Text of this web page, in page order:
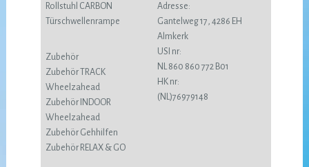
Rollstuhl CARBON
Türschwellenrampe
Zubehör
Zubehör TRACK
Wheelzahead
Zubehör INDOOR
Wheelzahead
Zubehör Gehhilfen
Zubehör RELAX & GO
Adresse:
Gantelweg 17, 4286 EH
Almkerk
USI nr:
NL 860 860 772 B01
HK nr:
(NL)76979148